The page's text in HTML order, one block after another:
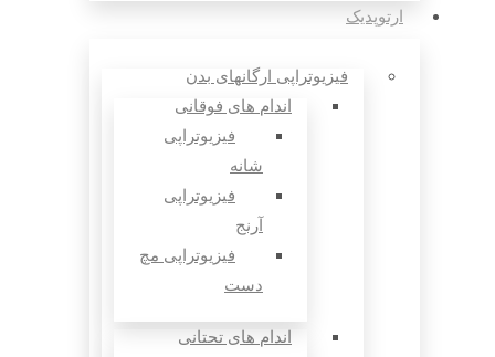
ارتوپدیک
فیزیوتراپی ارگانهای بدن
اندام های فوقانی
فیزیوتراپی
شانه
فیزیوتراپی
آرنج
فیزیوتراپی مچ
دست
اندام های تحتانی